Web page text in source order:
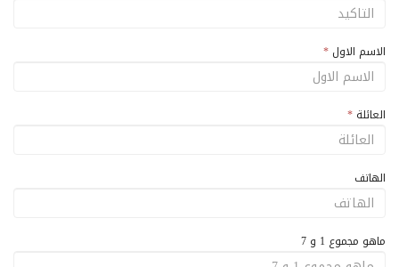
الاسم الاول *
العائلة *
الهاتف
ماهو مجموع 1 و 7